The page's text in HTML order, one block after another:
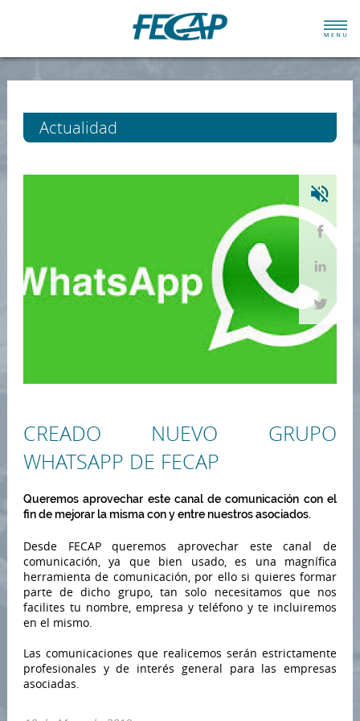
Actualidad
CREADO NUEVO GRUPO
WHATSAPP DE FECAP
Queremos aprovechar este canal de comunicación con el
fin de mejorar la misma con y entre nuestros asociados.
Desde FECAP queremos aprovechar este canal de
comunicación, ya que bien usado, es una magnífica
herramienta de comunicación, por ello si quieres formar
parte de dicho grupo, tan solo necesitamos que nos
facilites tu nombre, empresa y teléfono y te incluiremos
en el mismo.
Las comunicaciones que realicemos serán estrictamente
profesionales y de interés general para las empresas
asociadas.